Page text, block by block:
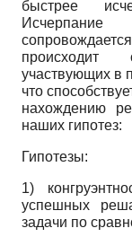
быстрее
происходит
участвующих в
что
нахождению
наших гипотез:
Гипотезы:
1)
успешных
задачи по